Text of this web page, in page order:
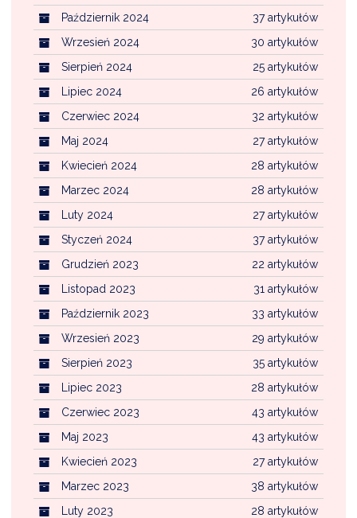
37 artykułów
Październik 2024
30 artykułów
Wrzesień 2024
25 artykułów
Sierpień 2024
26 artykułów
Lipiec 2024
32 artykułów
Czerwiec 2024
27 artykułów
Maj 2024
28 artykułów
Kwiecień 2024
28 artykułów
Marzec 2024
27 artykułów
Luty 2024
37 artykułów
Styczeń 2024
22 artykułów
Grudzień 2023
31 artykułów
Listopad 2023
33 artykułów
Październik 2023
29 artykułów
Wrzesień 2023
35 artykułów
Sierpień 2023
28 artykułów
Lipiec 2023
43 artykułów
Czerwiec 2023
43 artykułów
Maj 2023
27 artykułów
Kwiecień 2023
38 artykułów
Marzec 2023
28 artykułów
Luty 2023